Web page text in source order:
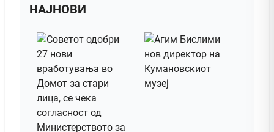
НАЈНОВИ